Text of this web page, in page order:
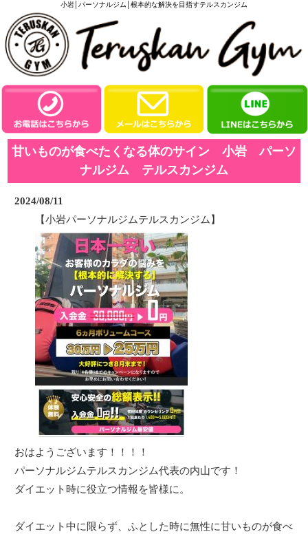
小岩│パーソナルジム│根本的な解決を目指すテルスカンジム
甘いものが食べたくなる体のサイン 小岩 パーソ
ナルジム テルスカンジム
2024/08/11
【小岩パーソナルジムテルスカンジム】
おはようございます！！！！
パーソナルジムテルスカンジム代表の内山です！
ダイエット時に役立つ情報を皆様に。
ダイエット中に限らず、ふとした時に無性に甘いものが食べ